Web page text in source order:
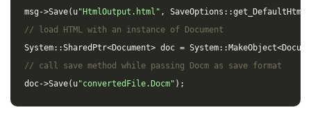
msg ->Save( u"HtmlOutput.html" , SaveOptions ::get_DefaultHtml
// load HTML with an instance of Document
System::SharedPtr<Document> doc = System:: MakeObject<
// call save method while passing Docm as save format
doc->Save( u"convertedFile.Docm" );